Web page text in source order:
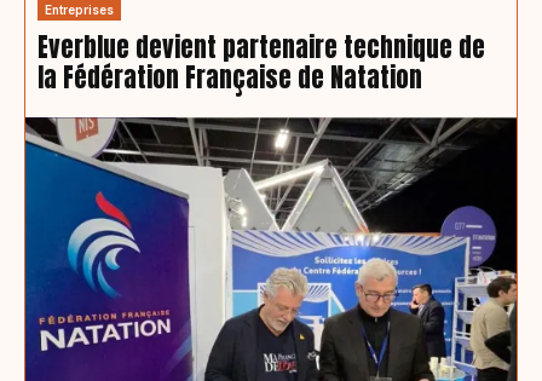
Entreprises
Everblue devient partenaire technique de
la Fédération Française de Natation